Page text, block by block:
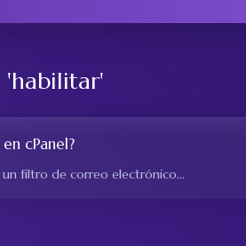
'habilitar'
cPanel?
un filtro de correo electrónico...